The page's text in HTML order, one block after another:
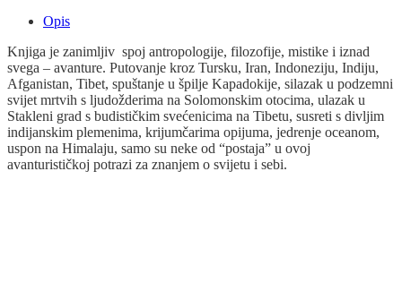
Opis
Knjiga je zanimljiv spoj antropologije, filozofije, mistike i iznad
svega – avanture. Putovanje kroz Tursku, Iran, Indoneziju, Indiju,
Afganistan, Tibet, spuštanje u špilje Kapadokije, silazak u podzemni
svijet mrtvih s ljudožderima na Solomonskim otocima, ulazak u
Stakleni grad s budističkim svećenicima na Tibetu, susreti s divljim
indijanskim plemenima, krijumčarima opijuma, jedrenje oceanom,
uspon na Himalaju, samo su neke od “postaja” u ovoj
avanturističkoj potrazi za znanjem o svijetu i sebi.